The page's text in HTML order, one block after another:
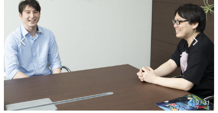
女性向け
アプリレビュー
その他
電ファミニコゲーマーとは？
19 / 31